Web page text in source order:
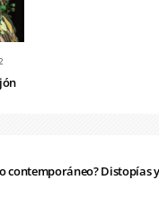
contemporáneo? Distopías